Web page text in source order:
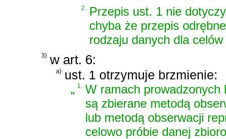
2. Przepis ust. 1 nie
chyba że przepis
rodzaju danych dla
3) w art. 6:
a) ust. 1 otrzymuje brzmienie:
„1.
W ramach
są zbierane metodą
lub metodą obserwacji
celowo próbie danej